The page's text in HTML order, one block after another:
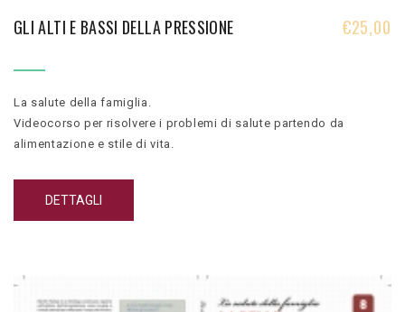
GLI ALTI E BASSI DELLA PRESSIONE €25,00
La salute della famiglia.
Videocorso per risolvere i problemi di salute partendo da
alimentazione e stile di vita.
Contiene: corso teorico, corso di cucina e breve riassunto corso
DETTAGLI